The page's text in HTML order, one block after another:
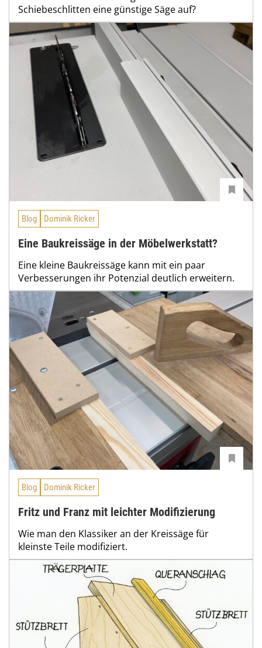
Schiebeschlitten eine günstige Säge auf?
Blog Dominik Ricker
Eine Baukreissäge in der Möbelwerkstatt?
Eine kleine Baukreissäge kann mit ein paar
Verbesserungen ihr Potenzial deutlich erweitern.
Blog Dominik Ricker
Fritz und Franz mit leichter Modifizierung
Wie man den Klassiker an der Kreissäge für
kleinste Teile modifiziert.